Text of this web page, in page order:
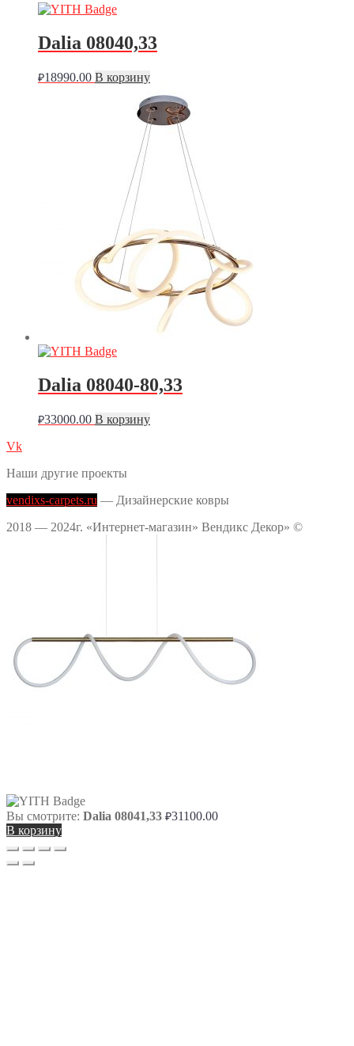
Dalia 08040,33
₽18990.00 В корзину
Dalia 08040-80,33
₽33000.00 В корзину
Vk
Наши другие проекты
vendixs-carpets.ru — Дизайнерские ковры
2018 — 2024г. «Интернет-магазин» Вендикс Декор» ©
Вы смотрите: Dalia 08041,33 ₽31100.00
В корзину